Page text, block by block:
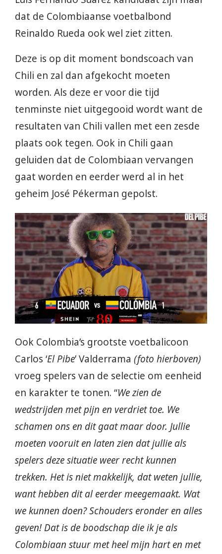
dat de Colombiaanse voetbalbond
Reinaldo Rueda ook wel ziet zitten.
Deze is op dit moment bondscoach van
Chili en zal dan afgekocht moeten
worden. Als deze er voor die tijd
tenminste niet uitgegooid wordt want de
resultaten van Chili vallen met een zesde
plaats ook tegen. Ook in Chili gaan
geluiden dat de Colombiaan vervangen
gaat worden en eerder werd al in het
geheim José Pékerman gepolst.
Ook Colombia’s grootste voetbalicoon
Carlos ‘El Pibe’ Valderrama (foto hierboven)
vroeg spelers van de selectie om eenheid
en karakter te tonen. “We zien de
wedstrijden met pijn en verdriet toe. We
schamen ons en dit gaat maar door. Jullie
moeten vooruit en laten zien dat jullie als
spelers deze situatie weer recht kunnen
trekken. Het is niet makkelijk, dat weten jullie,
want hebben dit al eerder meegemaakt. Wat
we kunnen doen? Schouders eronder en alles
geven! Dat is de boodschap die ik je als
Colombiaan stuur met heel mijn hart en met